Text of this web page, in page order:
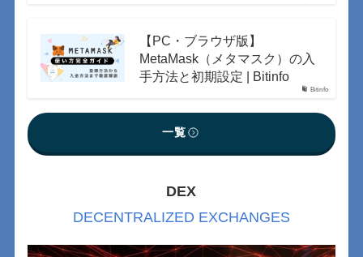
Bitinfo
【PC・ブラウザ版】
MetaMask（メタマスク）の入
手方法と初期設定 | Bitinfo
一覧
DEX
DECENTRALIZED EXCHANGES